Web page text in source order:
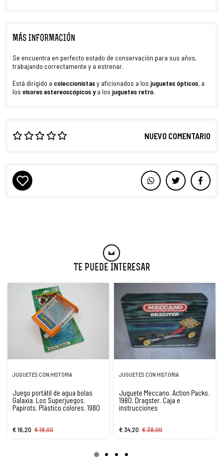
MÁS INFORMACIÓN
Se encuentra en perfecto estado de conservación para sus años,
trabajando correctamente y a estrenar.
Está dirigido a coleccionistasy aficionados a los juguetes ópticos, a
los visores estereoscópicos ya los juguetes retro.
NUEVO COMENTARIO
Te Puede Interesar
JUGUETES CON HISTORIA
Juego portátil de agua bolas
Galaxia. Los Superjuegos.
Papirots. Plástico colores. 1980
€ 16,20 € 18,00
JUGUETES CON HISTORIA
Juguete Meccano. Action Packs.
1980. Dragster. Caja e
instrucciones
€ 34,20 € 38,00